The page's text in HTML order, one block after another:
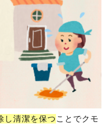
し清潔を保つ ことでクモ